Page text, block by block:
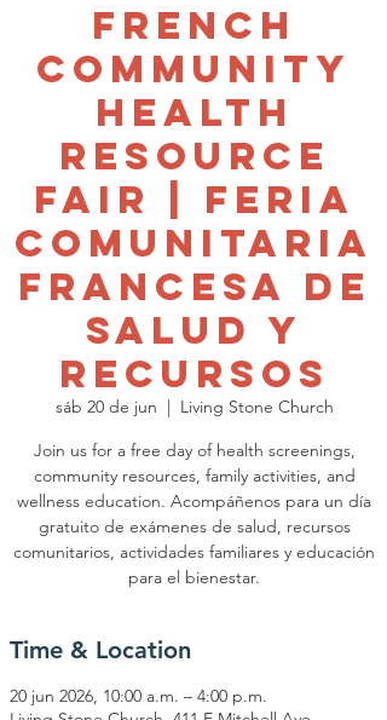
French
Community
Health
Resource
Fair | Feria
Comunitaria
Francesa de
Salud y
Recursos
sáb 20 de jun
  |
Living Stone Church
Join us for a free day of health screenings,
community resources, family activities, and
wellness education. Acompáñenos para un día
gratuito de exámenes de salud, recursos
comunitarios, actividades familiares y educación
para el bienestar.
Time & Location
20 jun 2026, 10:00 a.m. – 4:00 p.m.